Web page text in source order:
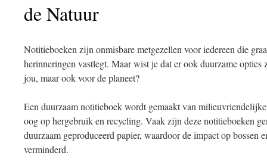
de Natuur
Notitieboeken zijn onmisbare metgezellen voor iedereen die
herinneringen vastlegt. Maar wist je dat er ook duurzame
jou, maar ook voor de planeet?
Een duurzaam notitieboek wordt gemaakt van
oog op hergebruik en recycling. Vaak zijn deze notitieboeken
duurzaam geproduceerd papier, waardoor de impact op bossen
verminderd.